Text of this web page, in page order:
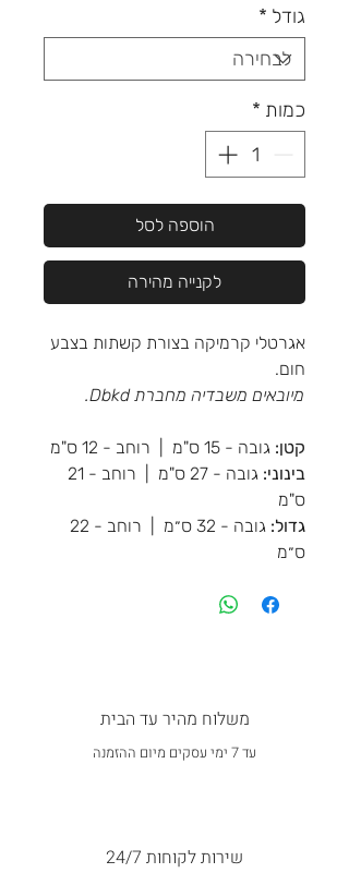
גודל *
כמות *
הוספה לסל
לקנייה מהירה
אגרטלי קרמיקה בצורת קשתות בצבע
חום.
מיובאים משבדיה מחברת Dbkd.
קטן: גובה - 15 ס"מ | רוחב - 12 ס"מ
בינוני:
גובה - 27 ס"מ | רוחב - 21
ס"מ
גדול:
גובה - 32 ס״מ | רוחב - 22
ס״מ
משלוח מהיר עד הבית
עד 7 ימי עסקים מיום ההזמנה
שירות לקוחות 24/7